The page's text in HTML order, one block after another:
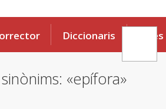
Diccionaris Eines
«epífora»